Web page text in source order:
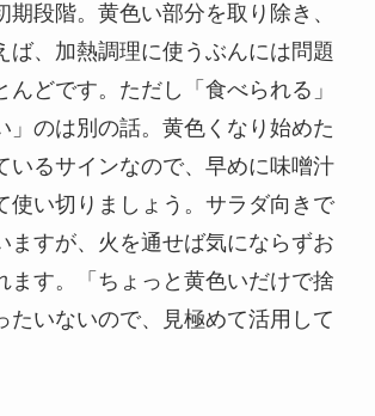
期段階。黄色い部分を取り除き、
ば、加熱調理に使うぶんには問題
んどです。ただし「食べられる」
」のは別の話。黄色くなり始めた
いるサインなので、早めに味噌汁
使い切りましょう。サラダ向きで
ますが、火を通せば気にならずお
ます。「ちょっと黄色いだけで捨
たいないので、見極めて活用して